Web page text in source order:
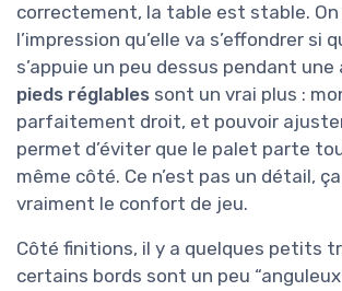
correctement, la table est stable. On
l’impression qu’elle va s’effondrer si
s’appuie un peu dessus pendant une
pieds réglables sont un vrai plus :
parfaitement droit, et pouvoir ajuster
permet d’éviter que le palet parte
même côté. Ce n’est pas un détail,
vraiment le confort de jeu.
Côté finitions, il y a quelques petits
certains bords sont un peu